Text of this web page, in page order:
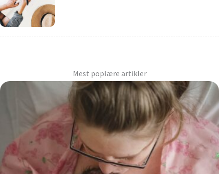
Mest poplære artikler